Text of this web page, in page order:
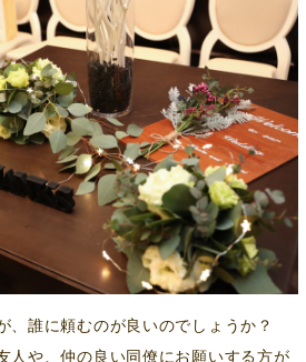
、誰に頼むのが良いのでしょうか？
人や、仲の良い同僚にお願いする方が